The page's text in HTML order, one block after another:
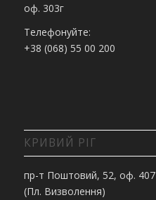
оф. 303г
Телефонуйте:
+38 (068) 55 00 200
КРИВИЙ РІГ
пр-т Поштовий, 52, оф. 407
(Пл. Визволення)